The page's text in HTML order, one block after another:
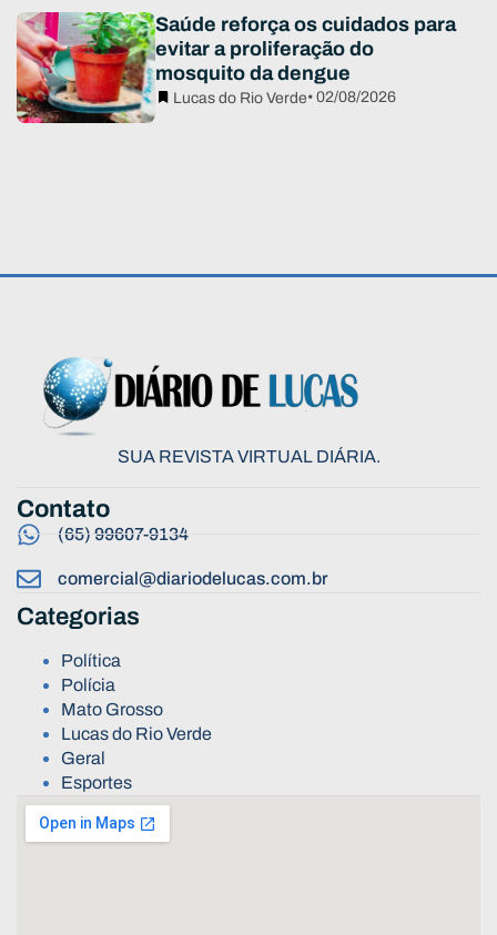
Saúde reforça os cuidados para
evitar a proliferação do
mosquito da dengue
Lucas do Rio Verde• 02/08/2026
SUA REVISTA VIRTUAL DIÁRIA.
Contato
(65) 99607-9134
comercial@diariodelucas.com.br
Categorias
Política
Polícia
Mato Grosso
Lucas do Rio Verde
Geral
Esportes